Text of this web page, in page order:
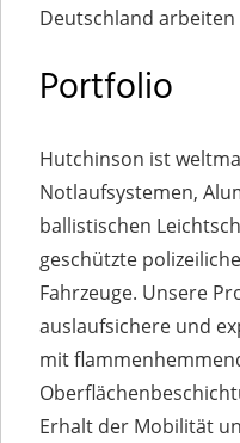
Deutschland arbeiten
Portfolio
Hutchinson ist
Notlaufsystemen,
ballistischen
geschützte
Fahrzeuge. Unsere
auslaufsichere und
mit
Erhalt der Mobilität